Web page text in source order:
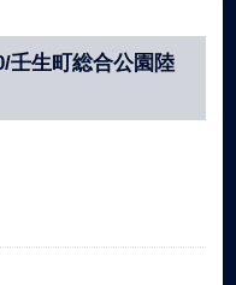
壬生町総合公園陸